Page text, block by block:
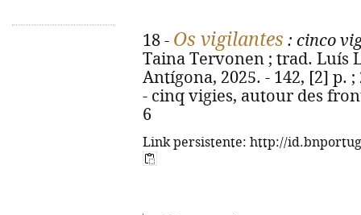
18 - Os vigilantes : cinco
Taina Tervonen ; trad. Luís
Antígona, 2025. - 142, [2] p.
- cinq vigies, autour des
6
Link persistente: http://